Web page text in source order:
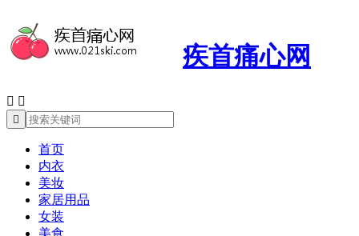
疾首痛心网
 

首页
内衣
美妆
家居用品
女装
美食